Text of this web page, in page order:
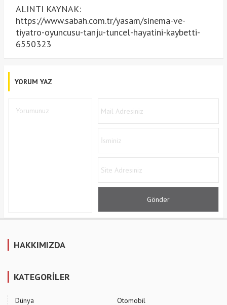
ALINTI KAYNAK:
https://www.sabah.com.tr/yasam/sinema-ve-
tiyatro-oyuncusu-tanju-tuncel-hayatini-kaybetti-
6550323
YORUM YAZ
HAKKIMIZDA
KATEGORİLER
Dünya Otomobil